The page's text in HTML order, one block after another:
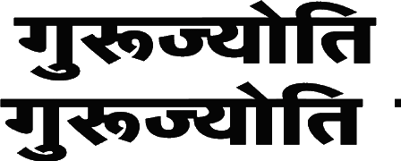
content
Menu